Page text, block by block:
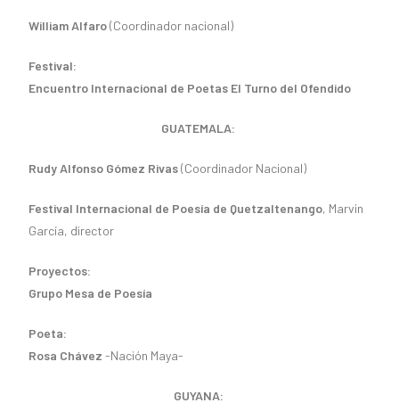
William Alfaro(Coordinador nacional)
Festival:
Encuentro Internacional de Poetas El Turno del Ofendido
GUATEMALA:
Rudy Alfonso Gómez Rivas(Coordinador Nacional)
Festival Internacional de Poesía de Quetzaltenango, Marvin
García, director
Proyectos:
Grupo Mesa de Poesía
Poeta:
Rosa Chávez-Nación Maya-
GUYANA: